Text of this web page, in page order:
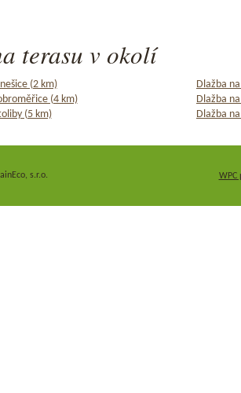
terasu v okolí
(2 km)
Dlažba
(4 km)
Dlažba
(5 km)
Dlažba
WPC
s.r.o.